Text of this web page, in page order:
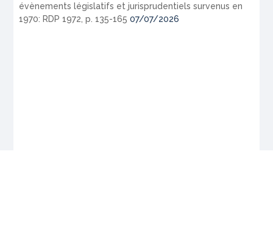
évènements législatifs et jurisprudentiels survenus en
1970: RDP 1972, p. 135-165 07/07/2026